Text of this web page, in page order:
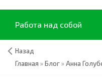
Работа над собой
Назад
Главная »Блог»Анна